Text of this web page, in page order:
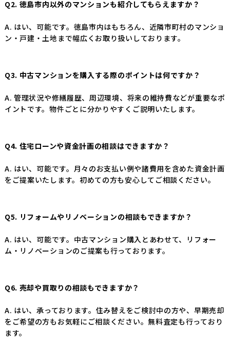
Q2. 徳島市内以外のマンションも紹介してもらえますか？
A. はい、可能です。徳島市内はもちろん、近隣市町村のマンショ
ン・戸建・土地まで幅広くお取り扱いしております。
Q3. 中古マンションを購入する際のポイントは何ですか？
A. 管理状況や修繕履歴、周辺環境、将来の維持費などが重要なポ
イントです。物件ごとに分かりやすくご説明いたします。
Q4. 住宅ローンや資金計画の相談はできますか？
A. はい、可能です。月々のお支払い例や諸費用を含めた資金計画
をご提案いたします。初めての方も安心してご相談ください。
Q5. リフォームやリノベーションの相談もできますか？
A. はい、可能です。中古マンション購入とあわせて、リフォー
ム・リノベーションのご提案も行っております。
Q6. 売却や買取りの相談もできますか？
A. はい、承っております。住み替えをご検討中の方や、早期売却
をご希望の方もお気軽にご相談ください。無料査定も行っており
ます。